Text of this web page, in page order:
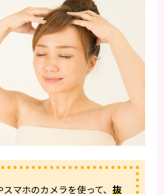
スマホのカメラを使って、抜